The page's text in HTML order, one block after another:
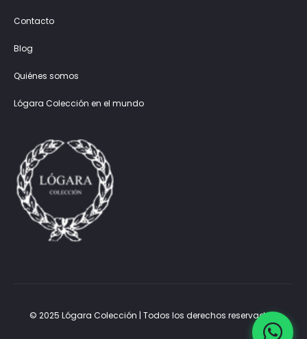
Contacto
Blog
Quiénes somos
Lógara Colección en el mundo
© 2025 Lógara Colección | Todos los derechos reservados.